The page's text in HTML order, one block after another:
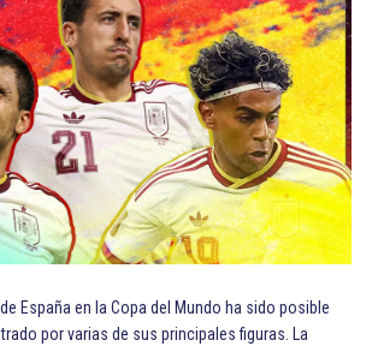
España en la Copa del Mundo ha sido posible
por varias de sus principales figuras. La